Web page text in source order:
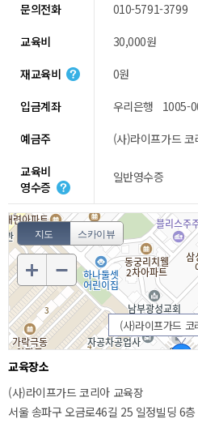
문의전화
010-5791-3799
교육비
30,000원
재교육비
0원
입금계좌
우리은행 1005-
예금주
(사)라이프가드 코
교육비
영수증
일반영수증
지도 스카이뷰
(사)라이프가드
교육장소
(사)라이프가드 코리아 교육장
서울 송파구 오금로46길 25 일정빌딩 6